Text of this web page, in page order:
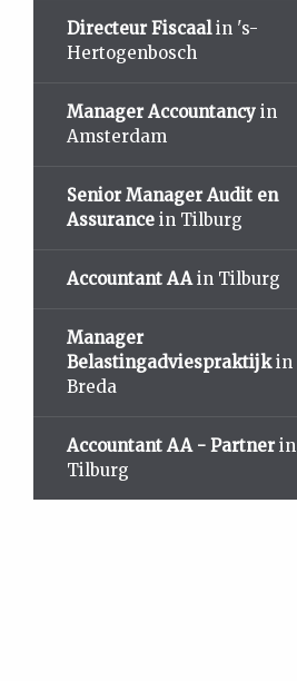
Directeur Fiscaalin 's-
Hertogenbosch
Manager Accountancy in
Amsterdam
Senior Manager Audit en
Assurance in Tilburg
Accountant AAin Tilburg
Manager
Belastingadviespraktijkin
Breda
Accountant AA - Partner in
Tilburg